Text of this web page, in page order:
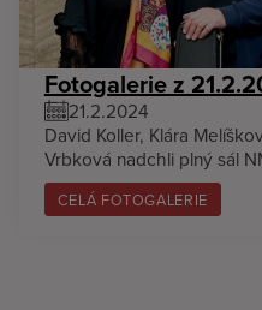
Fotogalerie z
21.2.2024
David Koller, Klára
Vrbková nadchli plný sál
CELÁ FOTOGALERIE